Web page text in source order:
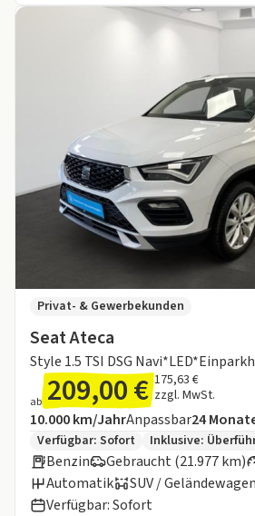
Seat Ateca
Style 1.5 TSI DSG
Privat- & Gewerbekunden
ab 209,00 € 175,63 €
zzgl. MwSt.
Angebotsdetails:
Inklusive Laufleistung
10.000 km/JahrAnpassbarLaufzeit
24
Zusätzliche Fahrzeuginformationen:
Verfügbar: Sofort Inklusive:
Benzin Gebraucht (21.977 km)
Automatik
SUV / Geländewagen
Verfügbar: Sofort